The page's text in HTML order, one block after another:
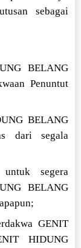
sebagai
BELANG
Penuntut
BELANG
dari segala
segera
BELANG
GENIT
HIDUNG